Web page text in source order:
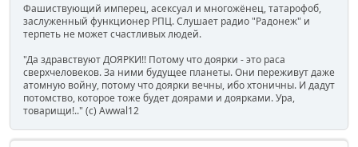
Фашиствующий имперец, асексуал и многожёнец, татарофоб,
заслуженный функционер РПЦ. Слушает радио "Радонеж" и
терпеть не может счастливых людей.
"Да здравствуют ДОЯРКИ!! Потому что доярки - это раса
сверхчеловеков. За ними будущее планеты. Они переживут даже
атомную войну, потому что доярки вечны, ибо хтоничны. И дадут
потомство, которое тоже будет доярами и доярками. Ура,
товарищи!.." (c) Awwal12